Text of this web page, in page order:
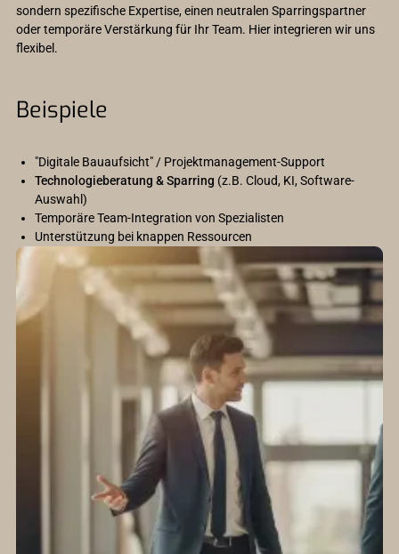
sondern spezifische Expertise, einen neutralen Sparringspartner
oder temporäre Verstärkung für Ihr Team. Hier integrieren wir uns
flexibel.
Beispiele
"Digitale Bauaufsicht" / Projektmanagement-Support
Technologieberatung & Sparring (z.B. Cloud, KI, Software-
Auswahl)
Temporäre Team-Integration von Spezialisten
Unterstützung bei knappen Ressourcen